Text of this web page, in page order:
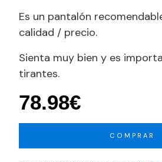
Es un pantalón
calidad / precio.
Sienta muy bien y es
tirantes.
78.98€
COMPRAR